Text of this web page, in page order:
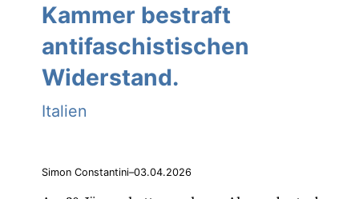
Kammer bestraft
antifaschistischen
Widerstand.
Italien
Simon Constantini–03.04.2026